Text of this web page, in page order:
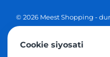
© 2026 Meest Shopping -
Cookie siyosati